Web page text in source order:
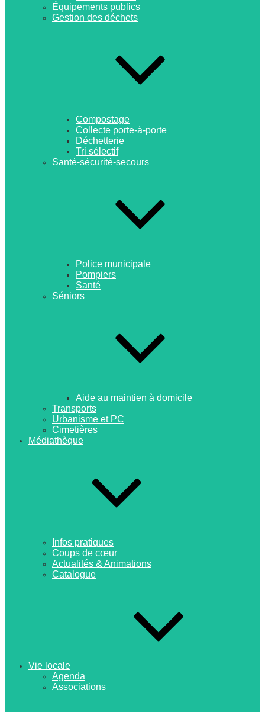
Équipements publics
Gestion des déchets
Compostage
Collecte porte-à-porte
Déchetterie
Tri sélectif
Santé-sécurité-secours
Police municipale
Pompiers
Santé
Séniors
Aide au maintien à domicile
Transports
Urbanisme et PC
Cimetières
Médiathèque
Infos pratiques
Coups de cœur
Actualités & Animations
Catalogue
Vie locale
Agenda
Associations